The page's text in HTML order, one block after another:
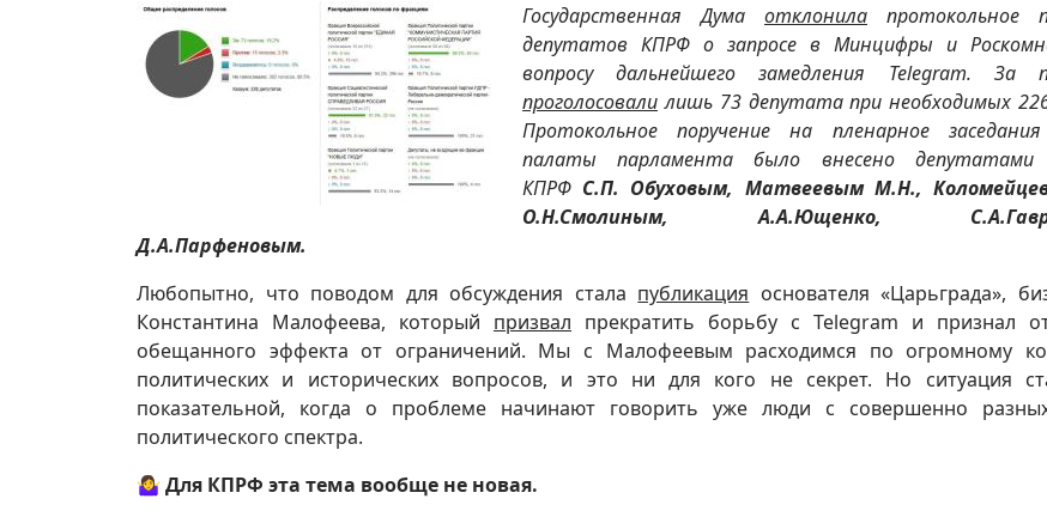
Государственная Дума отклонила
протокольное
депутатов КПРФ о запросе в Минцифры и
вопросу дальнейшего замедления Telegram. За
проголосовали лишь 73 депутата при необходимых
Протокольное поручение на пленарное
палаты парламента было внесено депутатами
КПРФ С.П. Обуховым, Матвеевым М.Н.,
О.Н.Смолиным, А.А.Ющенко,
Д.А.Парфеновым.
Любопытно, что поводом для обсуждения стала публикация основателя «Царьграда»,
Константина Малофеева, который призвал прекратить борьбу с Telegram и признал
обещанного эффекта от ограничений. Мы с Малофеевым расходимся по огромному
политических и исторических вопросов, и это ни для кого не секрет. Но ситуация
показательной, когда о проблеме начинают говорить уже люди с совершенно
политического спектра.
🤷‍♀️ Для КПРФ эта тема вообще не новая.